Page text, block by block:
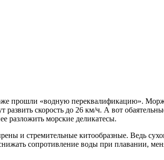
«водную переквалификацию». Морж
скорость до 26 км/ч. А вот
разложить морские деликатесы.
и стремительные китообразные. Ведь
сопротивление воды при плавании,